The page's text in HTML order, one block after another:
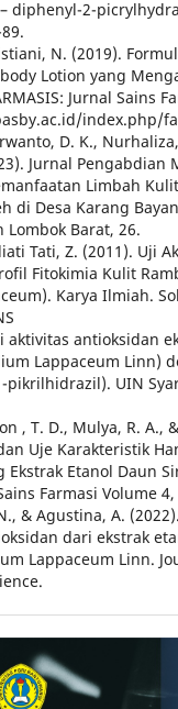
diphenyl-2-
N. (2019).
Lotion yang
Jurnal Sains
index.php/
D. K.,
Jurnal Pengabdian
Limbah
di Desa Karang
Barat, 26.
Tati, Z. (2011). Uji
Fitokimia Kulit
Karya Ilmiah.
aktivitas antioksidan
Lappaceum Linn)
pikrilhidrazil). UIN
, T. D., Mulya, R. A.,
Uje Karakteristik
Etanol Daun
Farmasi Volume 4,
& Agustina, A.
dari ekstrak
Lappaceum Linn.